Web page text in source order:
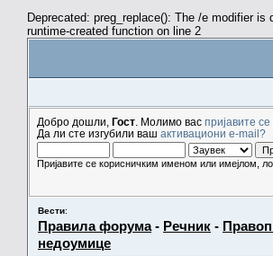
Deprecated: preg_replace(): The /e modifier
runtime-created function on line 2
Добро дошли, Гост . Молимо вас пријавите се
Да ли сте изгубили ваш активациони e-mail?
Пријавите се корисничким именом или имејлом,
Вести:
Правила форума- Речник -
недоумице